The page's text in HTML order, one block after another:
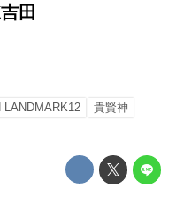
田
LANDMARK12
貴賢神